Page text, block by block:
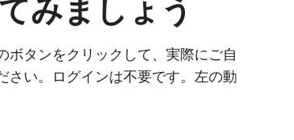
みましょう
ボタンをクリックして、実際にご自
さい。ログインは不要です。左の動